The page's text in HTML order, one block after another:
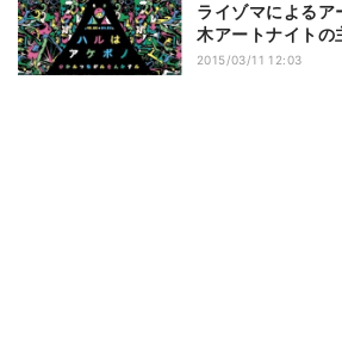
ライゾマによる
木アートナイトの
2015/03/11 12:03